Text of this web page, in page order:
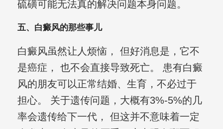
硫磺可能无法真的解决问题本身问题。
五、白癜风的那些事儿
白癜风虽然让人烦恼， 但好消息是，它不
是癌症， 也不会直接导致死亡。 患有白癜
风的朋友可以正常结婚、生育，不必过于
担心。 关于遗传问题，大概有3%-5%的几
率会遗传给下一代， 但这并不意味着一定